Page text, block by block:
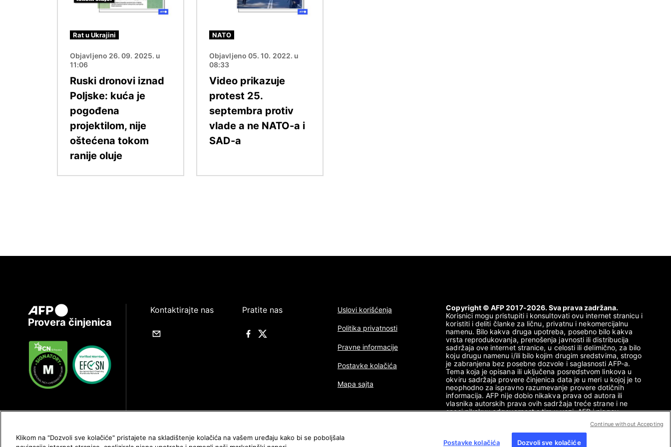
Rat u Ukrajini
Objavljeno 26. 09. 2025. u
11:06
Ruski dronovi iznad
Poljske: kuća je
pogođena
projektilom, nije
oštećena tokom
ranije oluje
NATO
Objavljeno 05. 10. 2022. u
08:33
Video prikazuje
protest 25.
septembra protiv
vlade a ne NATO-a i
SAD-a
Provera činjenica
Kontaktirajte nas Pratite nas Uslovi korišćenja
Politika privatnosti
Pravne informacije
Postavke kolačića
Mapa sajta
Copyright © AFP 2017-2026. Sva prava zadržana.
Korisnici mogu pristupiti i konsultovati ovu internet stranicu i
koristiti i deliti članke za ličnu, privatnu i nekomercijalnu
namenu. Bilo kakva druga upotreba, posebno bilo kakva
vrsta reprodukovanja, prenošenja javnosti ili distribucija
sadržaja ove internet stranice, u celosti ili delimično, za bilo
koju drugu namenu i/ili bilo kojim drugim sredstvima, strogo
je zabranjena bez posebne dozvole i saglasnosti AFP-a.
Tema koja je opisana ili uključena posredstvom linkova u
okviru sadržaja provere činjenica data je u meri u kojoj je to
neophodno za ispravno razumevanje provere dotičnih
informacija. AFP nije dobio nikakva prava od autora ili
vlasnika autorskih prava ovih sadržaja treće strane i ne
snosi nikakvu odgovornost s tim u vezi. AFP i njegov
Klikom na "Dozvoli sve kolačiće" pristajete na skladištenje kolačića na vašem uređaju kako bi se poboljšala
Postavke kolačića Dozvoli sve kolačiće
Continue without Accepting